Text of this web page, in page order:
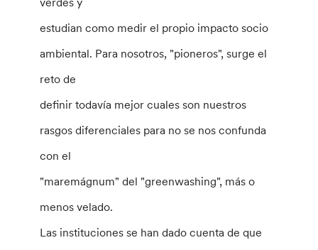
estudian como medir el propio impacto socio
ambiental. Para nosotros, "pioneros", surge el
reto de
definir todavía mejor cuales son nuestros
rasgos diferenciales para no se nos confunda
con el
"maremágnum" del "greenwashing", más o
menos velado.
Las instituciones se han dado cuenta de que